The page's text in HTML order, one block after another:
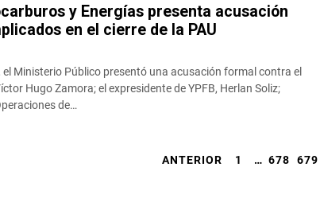
y Energías presenta acusación
en el cierre de la PAU
el Ministerio Público presentó una acusación formal contra el
Hugo Zamora; el expresidente de YPFB, Herlan Soliz;
de…
ANTERIOR 1 … 678 679